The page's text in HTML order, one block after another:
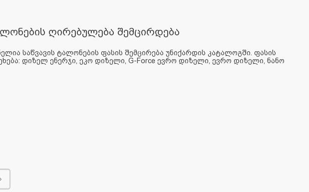
ღირებულება შემცირდება
საწვავის ტალონების ფასის შემცირება უნიქარდის კატალოგში. ფასის
დიზელ ენერჯი, ეკო დიზელი, G-Force ევრო დიზელი, ევრო დიზელი, ნანო